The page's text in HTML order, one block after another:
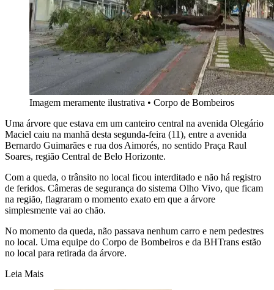
Imagem meramente ilustrativa • Corpo de Bombeiros
Uma árvore que estava em um canteiro central na avenida Olegário
Maciel caiu na manhã desta segunda-feira (11), entre a avenida
Bernardo Guimarães e rua dos Aimorés, no sentido Praça Raul
Soares, região Central de Belo Horizonte.
Com a queda, o trânsito no local ficou interditado e não há registro
de feridos. Câmeras de segurança do sistema Olho Vivo, que ficam
na região, flagraram o momento exato em que a árvore
simplesmente vai ao chão.
No momento da queda, não passava nenhum carro e nem pedestres
no local. Uma equipe do Corpo de Bombeiros e da BHTrans estão
no local para retirada da árvore.
Leia Mais